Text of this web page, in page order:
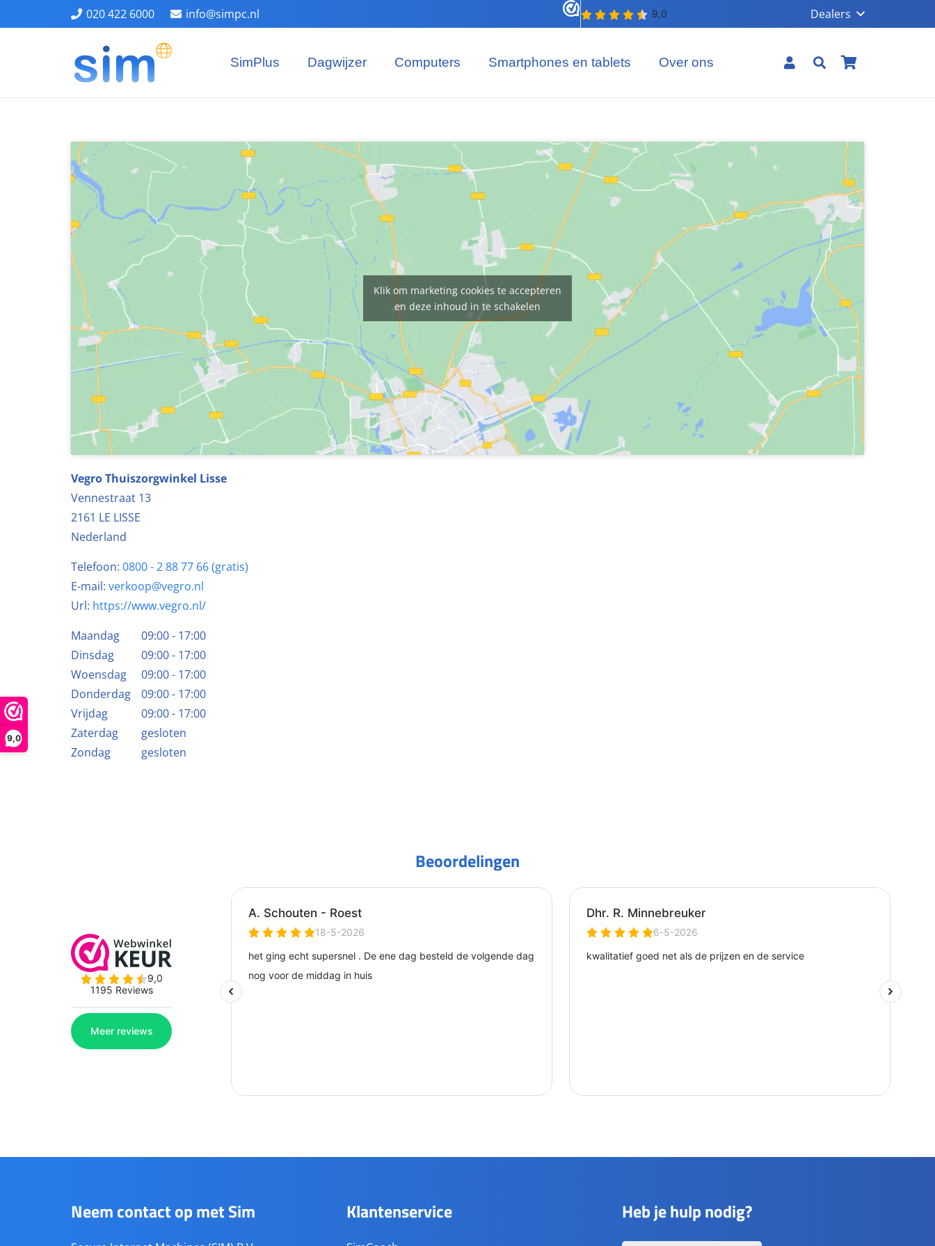
9,0
020 422 6000 info@simpc.nl Dealers
SimPlus Dagwijzer Computers Smartphones en tablets Over ons
Klik om marketing cookies te accepteren
en deze inhoud in te schakelen
Vegro Thuiszorgwinkel Lisse
Vennestraat 13
2161 LE LISSE
Nederland
Telefoon: 0800 - 2 88 77 66 (gratis)
E-mail: verkoop@vegro.nl
Url: https://www.vegro.nl/
Maandag
09:00 - 17:00
Dinsdag
09:00 - 17:00
Woensdag
09:00 - 17:00
Donderdag
09:00 - 17:00
Vrijdag
09:00 - 17:00
Zaterdag
gesloten
Zondag
gesloten
Beoordelingen
Neem contact op met Sim Klantenservice Heb je hulp nodig?